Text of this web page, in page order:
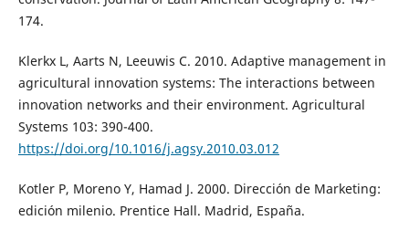
174.
Klerkx L, Aarts N, Leeuwis C. 2010. Adaptive management in
agricultural innovation systems: The interactions between
innovation networks and their environment. Agricultural
Systems 103: 390-400.
https://doi.org/10.1016/j.agsy.2010.03.012
Kotler P, Moreno Y, Hamad J. 2000. Dirección de Marketing:
edición milenio. Prentice Hall. Madrid, España.